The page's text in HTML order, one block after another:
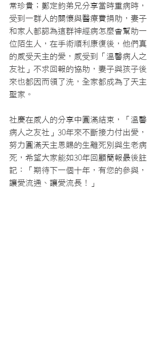
常珍貴；鄭定鈞弟兄分享當時重病時，
受到一群人的關懷與醫療費捐助，妻子
和家人都認為這群神經病怎麼會幫助一
位陌生人，在手術順利康復後，他們真
的感受天主的愛，感受到「溫馨病人之
友社」不求回報的協助，妻子與孩子後
來也都因而領了洗，全家都成為了天主
聖家。
社慶在感人的分享中圓滿結束，「溫馨
病人之友社」30年來不斷接力付出愛，
努力圓滿天主恩賜的生離死別與生老病
死，希望大家能如30年回顧簡報最後註
記：「期待下一個十年，有您的參與，
讓愛流通、讓愛流長！」